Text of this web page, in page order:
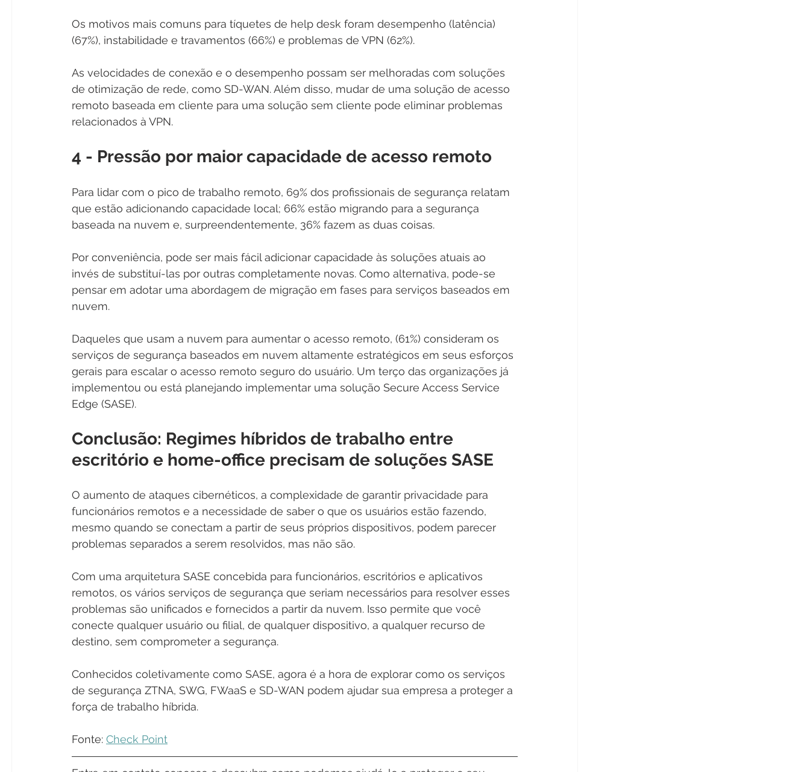
Os motivos mais comuns para tíquetes de help desk foram desempenho (latência)
(67%), instabilidade e travamentos (66%) e problemas de VPN (62%).
As velocidades de conexão e o desempenho possam ser melhoradas com soluções
de otimização de rede, como SD-WAN. Além disso, mudar de uma solução de acesso
remoto baseada em cliente para uma solução sem cliente pode eliminar problemas
relacionados à VPN.
4 - Pressão por maior capacidade de acesso remoto
Para lidar com o pico de trabalho remoto, 69% dos profissionais de segurança relatam
que estão adicionando capacidade local; 66% estão migrando para a segurança
baseada na nuvem e, surpreendentemente, 36% fazem as duas coisas.
Por conveniência, pode ser mais fácil adicionar capacidade às soluções atuais ao
invés de substituí-las por outras completamente novas. Como alternativa, pode-se
pensar em adotar uma abordagem de migração em fases para serviços baseados em
nuvem.
Daqueles que usam a nuvem para aumentar o acesso remoto, (61%) consideram os
serviços de segurança baseados em nuvem altamente estratégicos em seus esforços
gerais para escalar o acesso remoto seguro do usuário. Um terço das organizações já
implementou ou está planejando implementar uma solução Secure Access Service
Edge (SASE).
Conclusão: Regimes híbridos de trabalho entre
escritório e home-office precisam de soluções SASE
O aumento de ataques cibernéticos, a complexidade de garantir privacidade para
funcionários remotos e a necessidade de saber o que os usuários estão fazendo,
mesmo quando se conectam a partir de seus próprios dispositivos, podem parecer
problemas separados a serem resolvidos, mas não são.
Com uma arquitetura SASE concebida para funcionários, escritórios e aplicativos
remotos, os vários serviços de segurança que seriam necessários para resolver esses
problemas são unificados e fornecidos a partir da nuvem. Isso permite que você
conecte qualquer usuário ou filial, de qualquer dispositivo, a qualquer recurso de
destino, sem comprometer a segurança.
Conhecidos coletivamente como SASE, agora é a hora de explorar como os serviços
de segurança ZTNA, SWG, FWaaS e SD-WAN podem ajudar sua empresa a proteger a
força de trabalho híbrida.
Fonte: Check Point